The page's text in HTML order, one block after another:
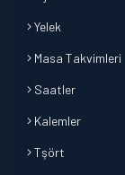
Yelek
Masa Takvimleri
Saatler
Kalemler
Tşört